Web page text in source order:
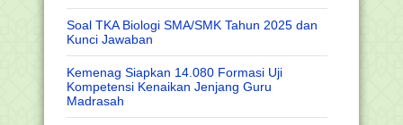
Soal TKA Biologi SMA/SMK Tahun 2025 dan
Kunci Jawaban
Kemenag Siapkan 14.080 Formasi Uji
Kompetensi Kenaikan Jenjang Guru
Madrasah